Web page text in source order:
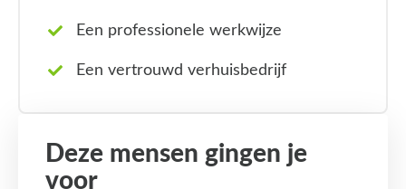
Een professionele werkwijze
Een vertrouwd verhuisbedrijf
Deze mensen gingen je
voor